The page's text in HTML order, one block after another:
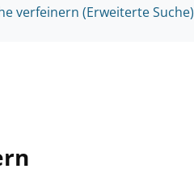
verfeinern (Erweiterte Suche)